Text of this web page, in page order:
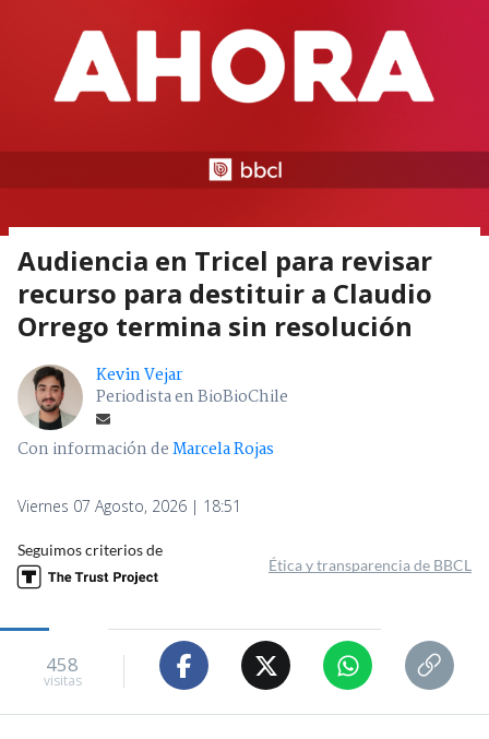
Audiencia en Tricel para revisar
recurso para destituir a Claudio
Orrego termina sin resolución
Kevin Vejar
Periodista en BioBioChile
Con información deMarcela Rojas
Viernes 07 Agosto, 2026 | 18:51
Seguimos criterios de
Ética y transparencia de BBCL
458
visitas